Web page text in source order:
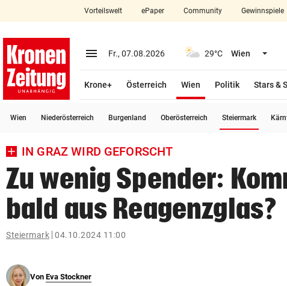
closeSchließen
account_circle Anmelden
arrow_right
Bundesland auswählen
bookmark
search
Suchbegriff
eingeben
© Krone Multimedia GmbH & Co KG 2026
Vorteilswelt ePaper Community Gewinnspiele
menu Menü aufklappen
Fr., 07.08.2026 29°C Wien
Krone+ Österreich Wien
Politik
Stars &
Wien Niederösterreich Burgenland Oberösterreich Steiermark
IN GRAZ WIRD GEFORSCHT
Zu wenig Spender:
bald aus Reagenzglas?
Steiermark 04.10.2024 11:00
Von Eva Stockner